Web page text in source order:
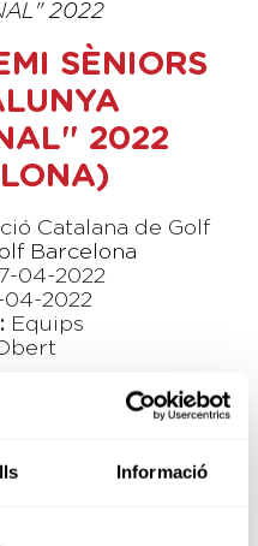
Informació
2022
SÈNIORS
2022
Catalana de Golf
Barcelona
04-2022
04-2022
Equips
solicitarà a tots els
de parelles